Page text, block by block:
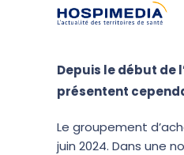
Depuis le début de
présentent
Le groupement
juin 2024. Dans une